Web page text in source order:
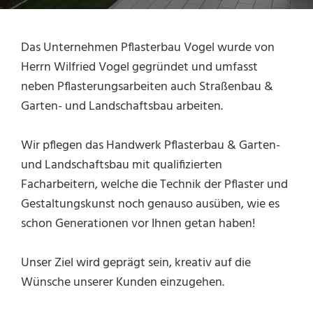
Das Unternehmen Pflasterbau Vogel wurde von
Herrn Wilfried Vogel gegründet und umfasst
neben Pflasterungsarbeiten auch Straßenbau &
Garten- und Landschaftsbau arbeiten.
Wir pflegen das Handwerk Pflasterbau & Garten-
und Landschaftsbau mit qualifizierten
Facharbeitern, welche die Technik der Pflaster und
Gestaltungskunst noch genauso ausüben, wie es
schon Generationen vor Ihnen getan haben!
Unser Ziel wird geprägt sein, kreativ auf die
Wünsche unserer Kunden einzugehen.